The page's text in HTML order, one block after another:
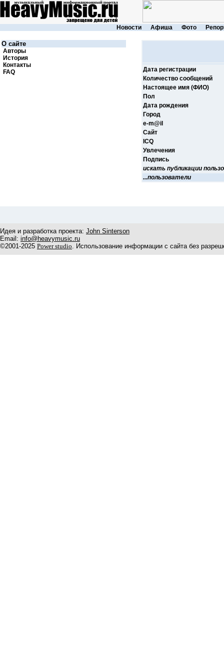
Новости Афиша Фото
О сайте
Авторы
История
Контакты
FAQ
Дата регистрации
Количество сообщений
Настоящее имя (ФИО)
Пол
Дата рождения
Город
e-m@il
Cайт
ICQ
Увлечения
Подпись
искать публикации
...пользователи
Идея и разработка проекта: John Sinterson
Email: info@heavymusic.ru
©2001-2025 Power studio. Использование информации с сайта без